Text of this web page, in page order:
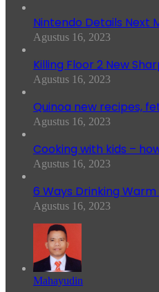
Nintendo Details Next
Agustus 16, 2023
Killing Floor 2 New
Agustus 16, 2023
Quinoa new recipes,
Agustus 16, 2023
Cooking with kids –
Agustus 16, 2023
6 Ways Drinking
Agustus 16, 2023
Mahayudin